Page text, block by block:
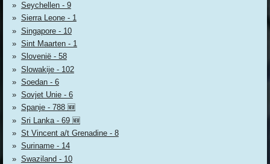
Seychellen - 9
Sierra Leone - 1
Singapore - 10
Sint Maarten - 1
Slovenië - 58
Slowakije - 102
Soedan - 6
Sovjet Unie - 6
Spanje - 788 🆕
Sri Lanka - 69 🆕
St Vincent a/t Grenadine - 8
Suriname - 14
Swaziland - 10